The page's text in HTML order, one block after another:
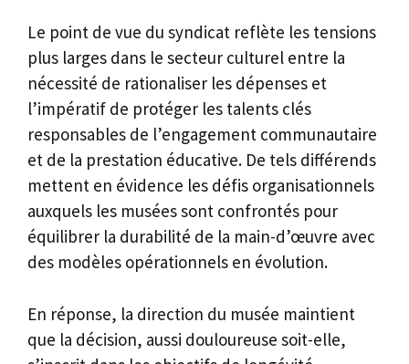
Le point de vue du syndicat reflète les tensions
plus larges dans le secteur culturel entre la
nécessité de rationaliser les dépenses et
l’impératif de protéger les talents clés
responsables de l’engagement communautaire
et de la prestation éducative. De tels différends
mettent en évidence les défis organisationnels
auxquels les musées sont confrontés pour
équilibrer la durabilité de la main-d’œuvre avec
des modèles opérationnels en évolution.
En réponse, la direction du musée maintient
que la décision, aussi douloureuse soit-elle,